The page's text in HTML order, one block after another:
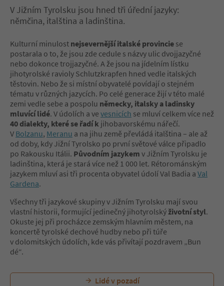
V Jižním Tyrolsku jsou hned tři úřední jazyky:
němčina, italština a ladinština.
Kulturní minulost nejsevernější italské provincie se
postarala o to, že jsou zde cedule s názvy ulic dvojjazyčné
nebo dokonce trojjazyčné. A že jsou na jídelním lístku
jihotyrolské ravioly Schlutzkrapfen hned vedle italských
těstovin. Nebo že si místní obyvatelé povídají o stejném
tématu v různých jazycích. Po celé generace žijí v této malé
zemi vedle sebe a pospolu německy, italsky a ladinsky
mluvící lidé. V údolích a ve vesnicích se mluví celkem více než
40 dialekty, které se řadí k jihobavorskému nářečí.
V Bolzanu, Meranu a na jihu země převládá italština – ale až
od doby, kdy Jižní Tyrolsko po první světové válce připadlo
po Rakousku Itálii. Původním jazykem v Jižním Tyrolsku je
ladinština, která je stará více než 1 000 let. Rétorománským
jazykem mluví asi tři procenta obyvatel údolí Val Badia a Val
Gardena.
Všechny tři jazykové skupiny v Jižním Tyrolsku mají svou
vlastní historii, formující jedinečný jihotyrolský životní styl.
Okuste jej při procházce zemským hlavním městem, na
koncertě tyrolské dechové hudby nebo při túře
v dolomitských údolích, kde vás přivítají pozdravem „Bun
dé“.
Lidé v pozadí